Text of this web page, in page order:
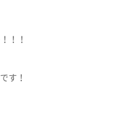
！！
す！